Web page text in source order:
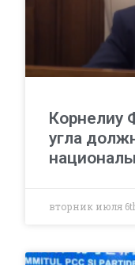
Корнелиу
угла
вторник июля